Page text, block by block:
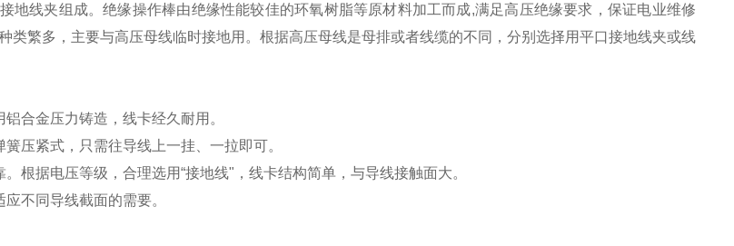
地线夹组成。绝缘操作棒由绝缘性能较佳的环氧树脂等原材料加工而成,满足高压绝缘要求，保证电业维修
类繁多，主要与高压母线临时接地用。根据高压母线是母排或者线缆的不同，分别选择用平口接地线夹或线
合金压力铸造，线卡经久耐用。
压紧式，只需往导线上一挂、一拉即可。
根据电压等级，合理选用“接地线"，线卡结构简单，与导线接触面大。
不同导线截面的需要。